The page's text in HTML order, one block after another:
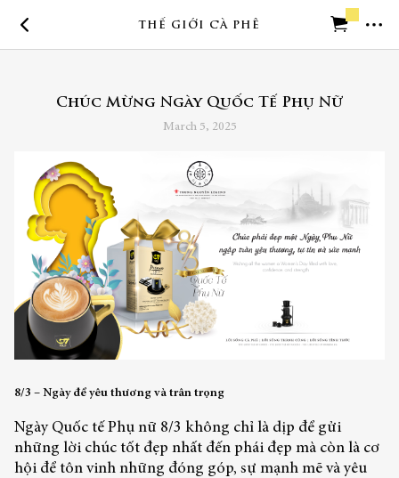
THẾ GIỚI CÀ PHÊ
Cần trợ giúp
Chúc Mừng Ngày Quốc Tế Phụ Nữ
March 5, 2025
8/3 – Ngày để yêu thương và trân trọng
Ngày Quốc tế Phụ nữ 8/3 không chỉ là dịp để gửi
những lời chúc tốt đẹp nhất đến phái đẹp mà còn là cơ
hội để tôn vinh những đóng góp, sự mạnh mẽ và yêu